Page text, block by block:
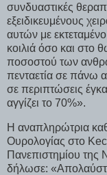
συνδυαστικές
εξειδικευμένους
αυτών με
κοιλιά όσο και στο
ποσοστού των
πενταετία σε πάνω
σε περιπτώσεις
αγγίζει το 70%».
Η αναπληρώτρια
Ουρολογίας στο
Πανεπιστημίου της
δήλωσε: